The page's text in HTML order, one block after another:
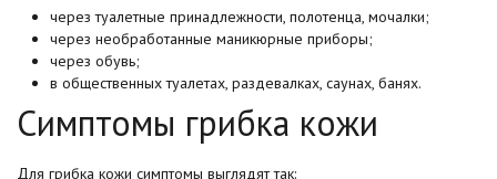
через туалетные принадлежности, полотенца, мочалки;
через необработанные маникюрные приборы;
через обувь;
в общественных туалетах, раздевалках, саунах, банях.
Симптомы грибка кожи
Для грибка кожи симптомы выглядят так: